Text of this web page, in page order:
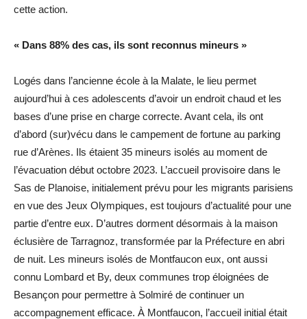
cette action.
« Dans 88% des cas, ils sont reconnus mineurs »
Logés dans l’ancienne école à la Malate, le lieu permet
aujourd’hui à ces adolescents d’avoir un endroit chaud et les
bases d’une prise en charge correcte. Avant cela, ils ont
d’abord (sur)vécu dans le campement de fortune au parking
rue d’Arènes. Ils étaient 35 mineurs isolés au moment de
l’évacuation début octobre 2023. L’accueil provisoire dans le
Sas de Planoise, initialement prévu pour les migrants parisiens
en vue des Jeux Olympiques, est toujours d’actualité pour une
partie d’entre eux. D’autres dorment désormais à la maison
éclusière de Tarragnoz, transformée par la Préfecture en abri
de nuit. Les mineurs isolés de Montfaucon eux, ont aussi
connu Lombard et By, deux communes trop éloignées de
Besançon pour permettre à Solmiré de continuer un
accompagnement efficace. À Montfaucon, l’accueil initial était